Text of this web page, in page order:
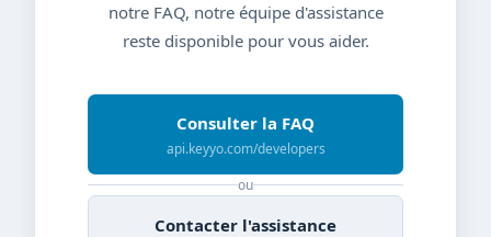
notre FAQ, notre équipe d'assistance
reste disponible pour vous aider.
Consulter la FAQ
api.keyyo.com/developers
ou
Contacter l'assistance